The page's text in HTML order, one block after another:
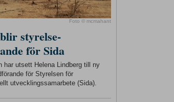
Foto © mcmahant
styrelse-
för Sida
har utsett Helena Lindberg till ny
för Styrelsen för
utvecklingssamarbete (Sida).